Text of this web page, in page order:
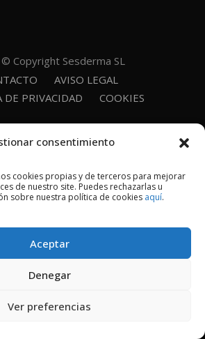
consentimiento
cookies propias y de terceros para mejorar
de nuestro site. Puedes rechazarlas u
sobre nuestra política de cookies aquí.
Aceptar
Denegar
Ver preferencias
Copyright Sesderma SL
AVISO LEGAL
DE PRIVACIDAD
COOKIES